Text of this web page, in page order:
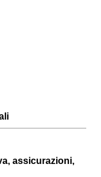
assicurazioni,